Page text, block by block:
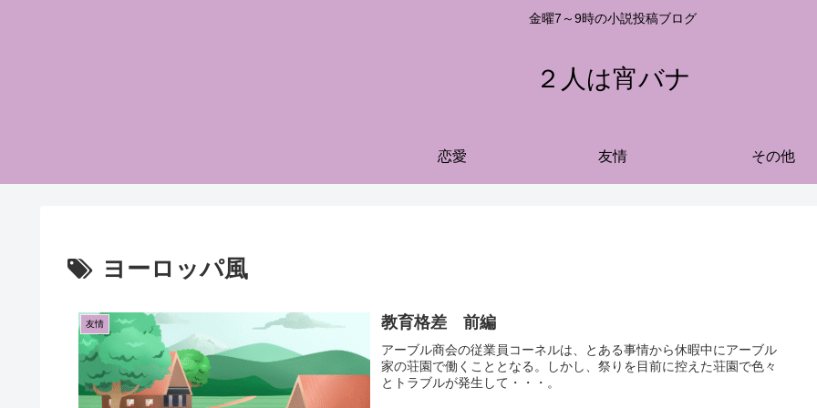
金曜7～9時の小説投稿ブログ
２人は宵バナ
恋愛 友情 その他
ヨーロッパ風
友情 教育格差 前編
アーブル商会の従業員コーネルは、とある事情から休暇中にアーブル
家の荘園で働くこととなる。しかし、祭りを目前に控えた荘園で色々
とトラブルが発生して・・・。